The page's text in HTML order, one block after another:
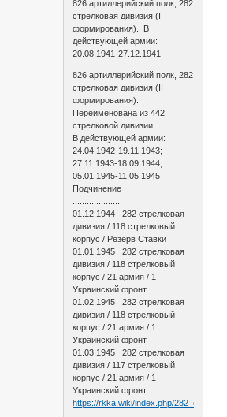
826 артиллерийский полк, 282
стрелковая дивизия (I
формирования). В
действующей армии:
20.08.1941-27.12.1941
826 артиллерийский полк, 282
стрелковая дивизия (II
формирования).
Переименована из 442
стрелковой дивизии.
В действующей армии:
24.04.1942-19.11.1943;
27.11.1943-18.09.1944;
05.01.1945-11.05.1945
Подчинение
....................
01.12.1944 282 стрелковая
дивизия / 118 стрелковый
корпус / Резерв Ставки
01.01.1945 282 стрелковая
дивизия / 118 стрелковый
корпус / 21 армия / 1
Украинский фронт
01.02.1945 282 стрелковая
дивизия / 118 стрелковый
корпус / 21 армия / 1
Украинский фронт
01.03.1945 282 стрелковая
дивизия / 117 стрелковый
корпус / 21 армия / 1
Украинский фронт
https://rkka.wiki/index.php/